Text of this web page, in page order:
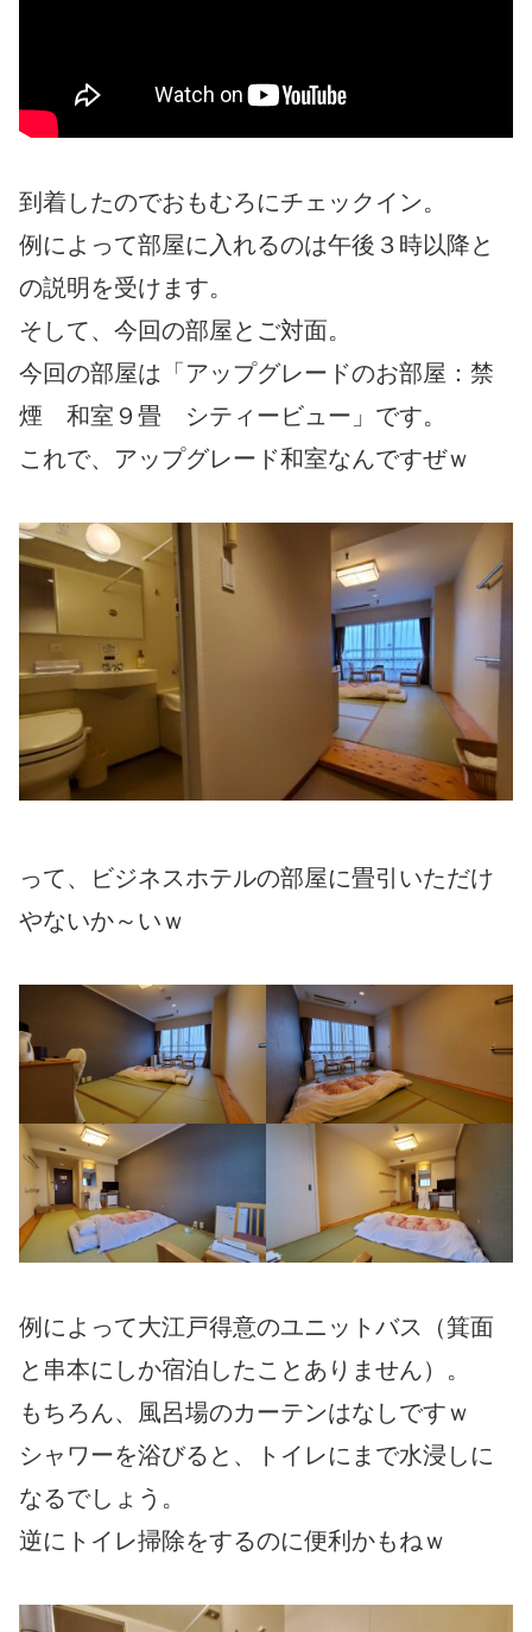
到着したのでおもむろにチェックイン。
例によって部屋に入れるのは午後３時以降と
の説明を受けます。
そして、今回の部屋とご対面。
今回の部屋は「アップグレードのお部屋：禁
煙 和室９畳 シティービュー」です。
これで、アップグレード和室なんですぜｗ
って、ビジネスホテルの部屋に畳引いただけ
やないか～いｗ
例によって大江戸得意のユニットバス（箕面
と串本にしか宿泊したことありません）。
もちろん、風呂場のカーテンはなしですｗ
シャワーを浴びると、トイレにまで水浸しに
なるでしょう。
逆にトイレ掃除をするのに便利かもねｗ